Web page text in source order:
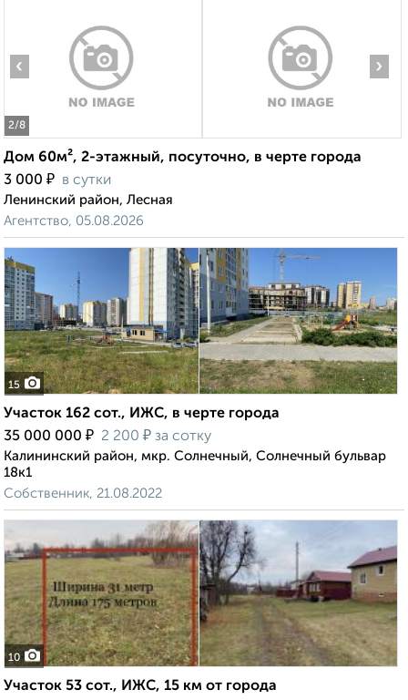
2/8
‹ ›
Дом 60м², 2-этажный, посуточно, в черте города
3 000 ₽ в сутки
Ленинский район, Лесная
Агентство, 05.08.2026
15
Участок 162 сот., ИЖС, в черте города
35 000 000 ₽ 2 200 ₽ за сотку
Калининский район, мкр. Солнечный, Солнечный бульвар
18к1
Собственник, 21.08.2022
10
Участок 53 сот., ИЖС, 15 км от города